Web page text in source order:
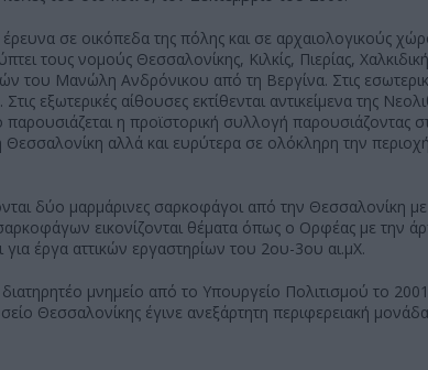
σε οικόπεδα της πόλης και σε αρχαιολογικούς
τους νομούς Θεσσαλονίκης, Κιλκίς, Πιερίας,
του Μανώλη Ανδρόνικου από τη Βεργίνα. Στις
εξωτερικές αίθουσες εκτίθενται αντικείμενα της
η προϊστορική συλλογή παρουσιάζοντας
Θεσσαλονίκη αλλά και ευρύτερα σε ολόκληρη την
δύο μαρμάρινες σαρκοφάγοι από την Θεσσαλονίκη
εικονίζονται θέματα όπως ο Ορφέας με την
έργα αττικών εργαστηρίων του 2ου-3ου αι.μΧ.
μνημείο από το Υπουργείο Πολιτισμού το
Θεσσαλονίκης έγινε ανεξάρτητη περιφερειακή